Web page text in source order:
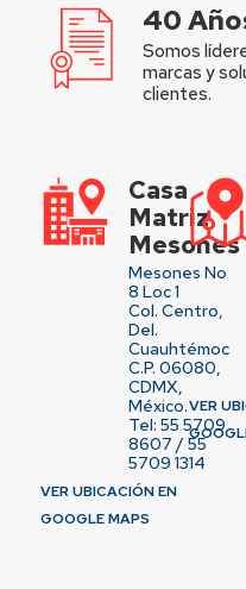
40
Somos
marcas y
clientes.
Casa
Matriz
Mesones
Mesones No
8 Loc 1
Col. Centro,
Del.
Cuauhtémoc
C.P. 06080,
CDMX,
México.
Tel: 55 5709
8607 / 55
5709 1314
VER UBICACIÓN EN
GOOGLE MAPS
VER